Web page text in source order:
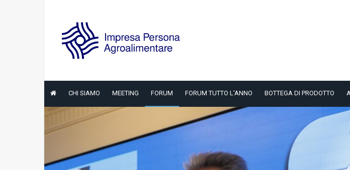
CHI SIAMO MEETING FORUM FORUM TUTTO L'ANNO BOTTEGA DI PRODOTTO